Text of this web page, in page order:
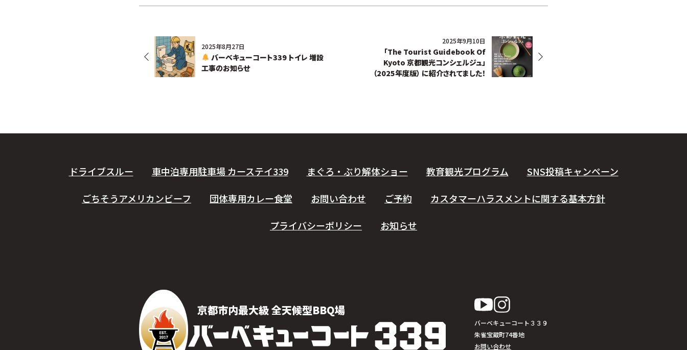
2025年8月27日
バーベキューコート339 トイレ 増設
工事のお知らせ
2025年9月10日
「The Tourist Guidebook Of
Kyoto 京都観光コンシェルジュ」
（2025年度版） に紹介されてました！
ドライブスルー 車中泊専用駐車場 カーステイ339 まぐろ・ぶり解体ショー 教育観光プログラム SNS投稿キャンペーン
ごちそうアメリカンビーフ 団体専用カレー食堂 お問い合わせ ご予約 カスタマーハラスメントに関する基本方針
プライバシーポリシー お知らせ
京都市内最大級 全天候型BBQ場
バーベキューコート３３９
朱雀宝蔵町74番地
お問い合わせ